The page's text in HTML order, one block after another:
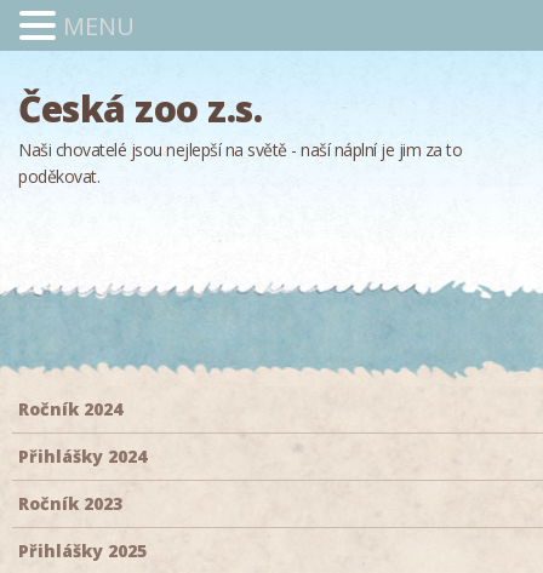
Česká zoo z.s.
Naši chovatelé jsou nejlepší na světě - naší náplní je jim za to
poděkovat.
Ročník 2024
Přihlášky 2024
Ročník 2023
Přihlášky 2025
MENU